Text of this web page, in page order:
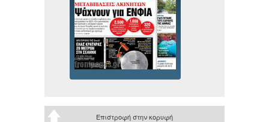
Επιστροφή στην κορυφή